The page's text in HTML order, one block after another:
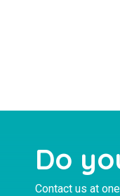
Do
Contact us at